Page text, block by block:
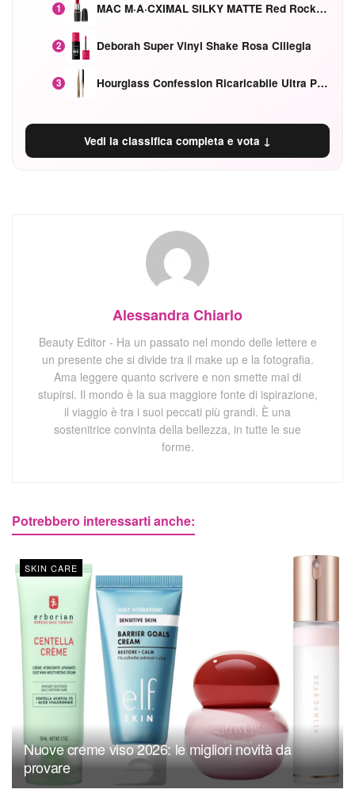
1 MAC M·A·CXIMAL SILKY MATTE Red Rock mat
2 Deborah Super Vinyl Shake Rosa Ciliegia
3 Hourglass Confession Ricaricabile Ultra Preciso Ad Alta Intensità Secretly Classic Red
Vedi la classifica completa e vota ↓
Alessandra Chiarlo
Beauty Editor - Ha un passato nel mondo delle lettere e
un presente che si divide tra il make up e la fotografia.
Ama leggere quanto scrivere e non smette mai di
stupirsi. Il mondo è la sua maggiore fonte di ispirazione,
il viaggio è tra i suoi peccati più grandi. È una
sostenitrice convinta della bellezza, in tutte le sue
forme.
Potrebbero interessarti anche:
SKIN CARE
Nuove creme viso 2026: le migliori novità da
provare